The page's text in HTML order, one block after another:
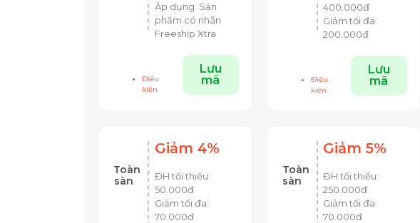
Áp dụng: Sản
phẩm có nhãn
Freeship Xtra
Điều
kiện
Lưu
mã
400.000đ
Giảm tối đa:
200.000đ
Điều
kiện
Lưu
mã
Toàn
sàn
Giảm 4%
ĐH tối thiểu:
50.000đ
Giảm tối đa:
70.000đ
Toàn
sàn
Giảm 5%
ĐH tối thiểu:
250.000đ
Giảm tối đa:
70.000đ